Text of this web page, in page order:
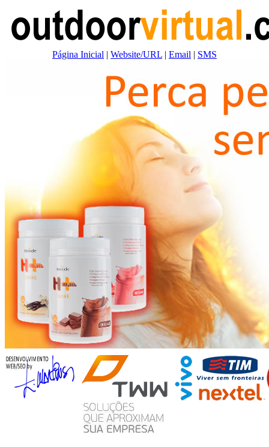
Página Inicial | Website/URL | Email | SMS